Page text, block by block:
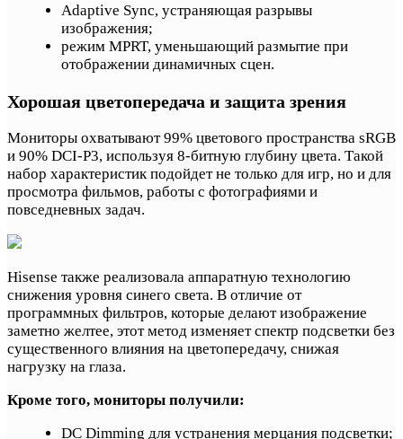
Adaptive Sync, устраняющая разрывы
изображения;
режим MPRT, уменьшающий размытие при
отображении динамичных сцен.
Хорошая цветопередача и защита зрения
Мониторы охватывают 99% цветового пространства sRGB
и 90% DCI-P3, используя 8-битную глубину цвета. Такой
набор характеристик подойдет не только для игр, но и для
просмотра фильмов, работы с фотографиями и
повседневных задач.
Hisense также реализовала аппаратную технологию
снижения уровня синего света. В отличие от
программных фильтров, которые делают изображение
заметно желтее, этот метод изменяет спектр подсветки без
существенного влияния на цветопередачу, снижая
нагрузку на глаза.
Кроме того, мониторы получили:
DC Dimming для устранения мерцания подсветки;